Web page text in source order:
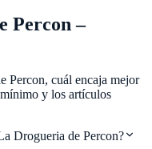
Percon –
Percon, cuál encaja mejor
y los artículos
Drogueria de Percon?